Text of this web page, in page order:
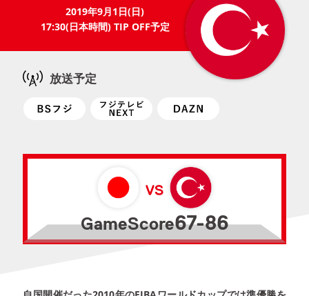
2019年9月1日(日)
17:30(日本時間) TIP OFF予定
放送予定
GameScore67-86